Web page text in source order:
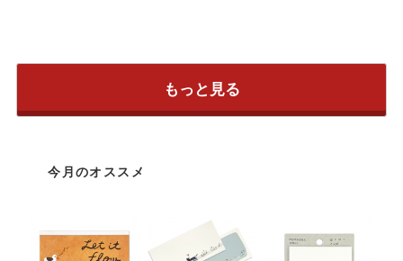
もっと見る
今月のオススメ